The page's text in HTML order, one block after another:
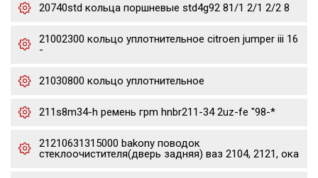
20740std кольца поршневые std4g92 81/1 2/1 2/2 8
21002300 кольцо уплотнительное citroen jumper iii 16
-
21030800 кольцо уплотнительное
211s8m34-h ремень грm hnbr211-34 2uz-fe "98-*
21210631315000 bakony поводок
стеклоочистителя(дверь задняя) ваз 2104, 2121, ока